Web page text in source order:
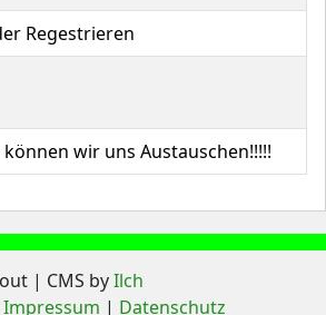
Regestrieren
wir uns Austauschen!!!!!
| CMS byIlch
Impressum Datenschutz